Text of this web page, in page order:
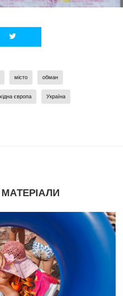
місто обман
європа Україна